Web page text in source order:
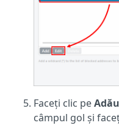
Faceți clic pe
câmpul gol și